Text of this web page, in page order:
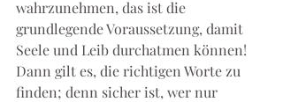
wahrzunehmen, das ist die
grundlegende Voraussetzung, damit
Seele und Leib durchatmen können!
Dann gilt es, die richtigen Worte zu
finden; denn sicher ist, wer nur